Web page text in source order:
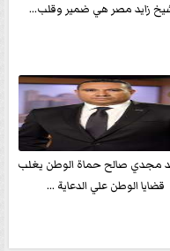
زايد مصر هي ضمير وقلب...
مجدي صالح حماة الوطن يغلب
قضايا الوطن علي الدعاية ...